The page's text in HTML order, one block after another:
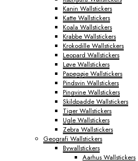
Kanin Wallstickers
Katte Wallstickers
Koala Wallstickers
Krabbe Wallstickers
Krokodille Wallstickers
Leopard Wallstickers
Løve Wallstickers
Papegøje Wallstickers
Pindsvin Wallstickers
Pingvine Wallstickers
Skildpadde Wallstickers
Tiger Wallstickers
Ugle Wallstickers
Zebra Wallstickers
Geografi Wallstickers
Bywallstickers
Aarhus Wallstickers